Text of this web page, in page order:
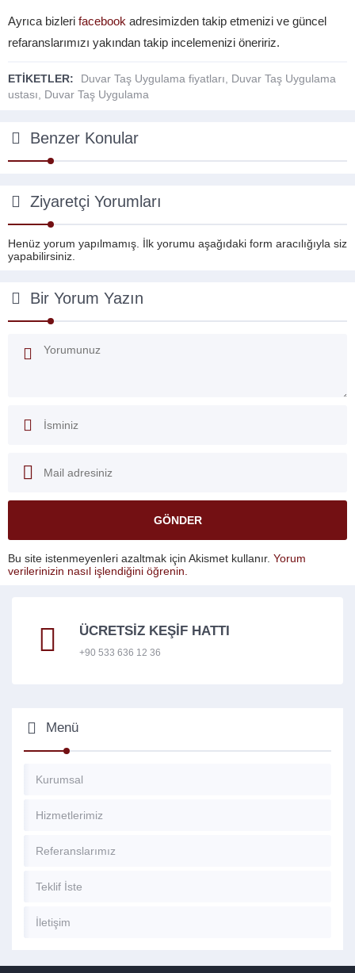
Ayrıca bizleri facebook adresimizden takip etmenizi ve güncel
refaranslarımızı yakından takip incelemenizi öneririz.
ETİKETLER: Duvar Taş Uygulama fiyatları
Duvar Taş Uygulama
ustası
Duvar Taş Uygulama
Benzer Konular
Ziyaretçi Yorumları
Henüz yorum yapılmamış. İlk yorumu aşağıdaki form aracılığıyla siz
yapabilirsiniz.
Bir Yorum Yazın
Bu site istenmeyenleri azaltmak için Akismet kullanır. Yorum
verilerinizin nasıl işlendiğini öğrenin.
ÜCRETSİZ KEŞİF HATTI
+90 533 636 12 36
Menü
Kurumsal
Hizmetlerimiz
Referanslarımız
Teklif İste
İletişim